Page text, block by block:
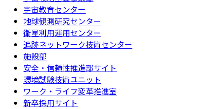
宇宙教育センター
地球観測研究センター
衛星利用運用センター
追跡ネットワーク技術センター
施設部
安全・信頼性推進部サイト
環境試験技術ユニット
ワーク・ライフ変革推進室
新卒採用サイト